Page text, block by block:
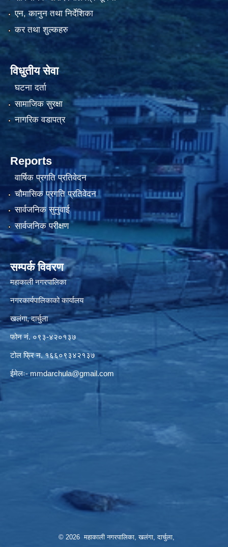
एन, कानुन तथा निर्देशिका
कर तथा शुल्कहरु
विधुतीय सेवा
घटना दर्ता
सामाजिक सुरक्षा
नागरिक वडापत्र
Reports
वार्षिक प्रगति प्रतिवेदन
चौमासिक प्रगति प्रतिवेदन
सार्वजनिक सुनुवाई
सार्वजनिक परीक्षण
सम्पर्क विवरण
महाकाली नगरपालिका
नगरकार्यपालिकाको कार्यालय
खलंगा, दार्चुला
फोन नं. ०९३-४२०१३७
टोल फ्रि न. १६६०९३४२१३७
ईमेलः-mmdarchula@gmail.com
© 2026 महाकाली नगरपालिका, खलंगा, दार्चुला,